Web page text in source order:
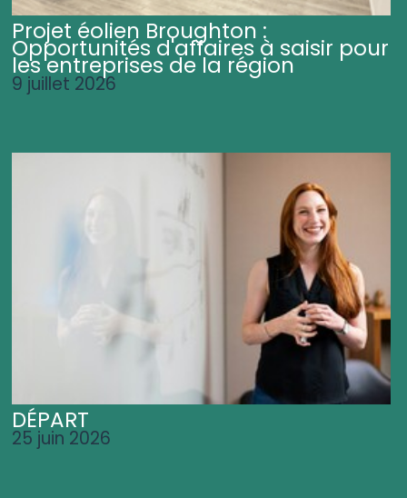
Projet éolien Broughton :
Opportunités d'affaires à saisir pour
les entreprises de la région
9 juillet 2026
DÉPART
25 juin 2026